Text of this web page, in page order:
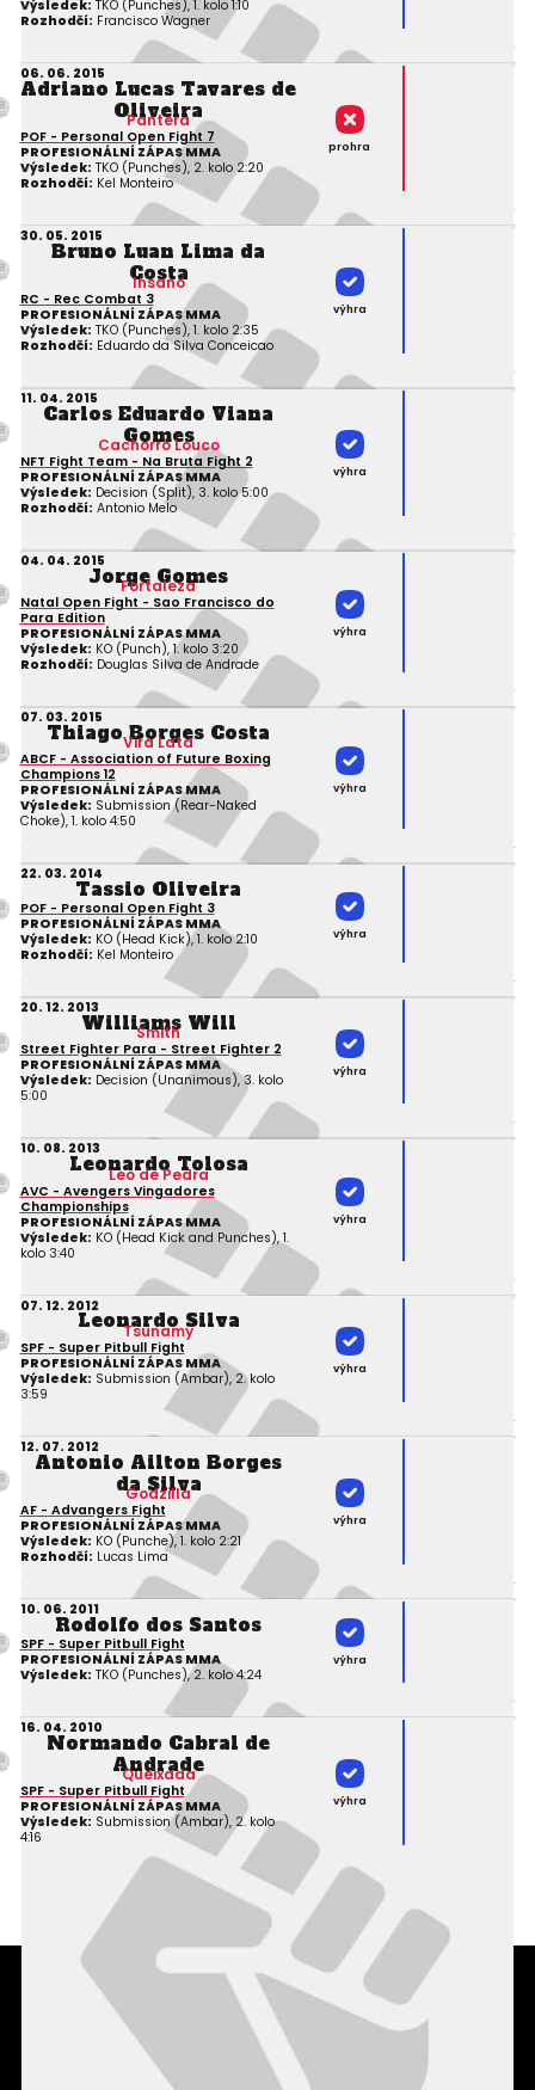
Výsledek: TKO (Punches), 1. kolo 1:10
Rozhodčí: Francisco Wagner
06. 06. 2015
Adriano Lucas Tavares de
Oliveira
Pantera
POF - Personal Open Fight 7
PROFESIONÁLNÍ ZÁPAS MMA
Výsledek: TKO (Punches), 2. kolo 2:20
Rozhodčí: Kel Monteiro
prohra
30. 05. 2015
Bruno Luan Lima da
Costa
Insano
RC - Rec Combat 3
PROFESIONÁLNÍ ZÁPAS MMA
Výsledek: TKO (Punches), 1. kolo 2:35
Rozhodčí: Eduardo da Silva Conceicao
výhra
11. 04. 2015
Carlos Eduardo Viana
Gomes
Cachorro Louco
NFT Fight Team - Na Bruta Fight 2
PROFESIONÁLNÍ ZÁPAS MMA
Výsledek: Decision (Split), 3. kolo 5:00
Rozhodčí: Antonio Melo
výhra
04. 04. 2015
Jorge Gomes
Fortaleza
Natal Open Fight - Sao Francisco do
Para Edition
PROFESIONÁLNÍ ZÁPAS MMA
Výsledek: KO (Punch), 1. kolo 3:20
Rozhodčí: Douglas Silva de Andrade
výhra
07. 03. 2015
Thiago Borges Costa
Vira Lata
ABCF - Association of Future Boxing
Champions 12
PROFESIONÁLNÍ ZÁPAS MMA
Výsledek: Submission (Rear-Naked
Choke), 1. kolo 4:50
výhra
22. 03. 2014
Tassio Oliveira
POF - Personal Open Fight 3
PROFESIONÁLNÍ ZÁPAS MMA
Výsledek: KO (Head Kick), 1. kolo 2:10
Rozhodčí: Kel Monteiro
výhra
20. 12. 2013
Williams Will
Smith
Street Fighter Para - Street Fighter 2
PROFESIONÁLNÍ ZÁPAS MMA
Výsledek: Decision (Unanimous), 3. kolo
5:00
výhra
10. 08. 2013
Leonardo Tolosa
Leo de Pedra
AVC - Avengers Vingadores
Championships
PROFESIONÁLNÍ ZÁPAS MMA
Výsledek: KO (Head Kick and Punches), 1.
kolo 3:40
výhra
07. 12. 2012
Leonardo Silva
Tsunamy
SPF - Super Pitbull Fight
PROFESIONÁLNÍ ZÁPAS MMA
Výsledek: Submission (Ambar), 2. kolo
3:59
výhra
12. 07. 2012
Antonio Ailton Borges
da Silva
Godzilla
AF - Advangers Fight
PROFESIONÁLNÍ ZÁPAS MMA
Výsledek: KO (Punche), 1. kolo 2:21
Rozhodčí: Lucas Lima
výhra
10. 06. 2011
Rodolfo dos Santos
SPF - Super Pitbull Fight
PROFESIONÁLNÍ ZÁPAS MMA
Výsledek: TKO (Punches), 2. kolo 4:24
výhra
16. 04. 2010
Normando Cabral de
Andrade
Queixada
SPF - Super Pitbull Fight
PROFESIONÁLNÍ ZÁPAS MMA
Výsledek: Submission (Ambar), 2. kolo
4:16
výhra
Podmínky užití webového rozhraní
Souhlas s používáním osobních údajů
Statistiky